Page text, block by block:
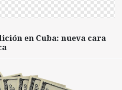
en Cuba: nueva cara